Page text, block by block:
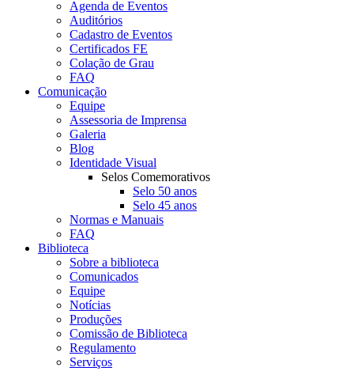
Agenda de Eventos
Auditórios
Cadastro de Eventos
Certificados FE
Colação de Grau
FAQ
Comunicação
Equipe
Assessoria de Imprensa
Galeria
Blog
Identidade Visual
Selos Comemorativos
Selo 50 anos
Selo 45 anos
Normas e Manuais
FAQ
Biblioteca
Sobre a biblioteca
Comunicados
Equipe
Notícias
Produções
Comissão de Biblioteca
Regulamento
Serviços